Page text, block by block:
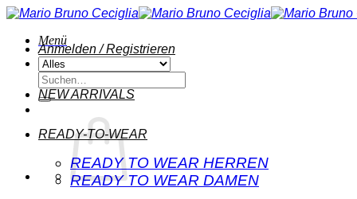
Zum
springen
Menü
Anmelden / Registrieren
Suchen
nach:
NEW ARRIVALS
READY-TO-WEAR
READY TO WEAR HERREN
READY TO WEAR DAMEN